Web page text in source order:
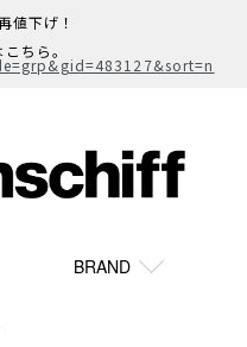
値下げ！
ちら。
BRAND